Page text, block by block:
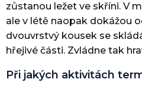
zůstanou ležet ve skříni. V
ale v létě naopak dokážou
dvouvrstvý kousek se
hřejivé části. Zvládne tak
Při jakých aktivitách